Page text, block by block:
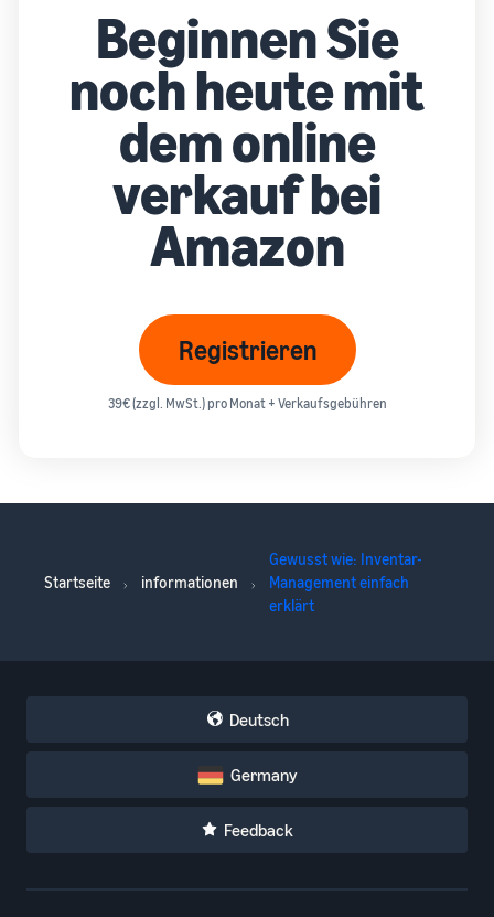
Beginnen Sie
noch heute mit
dem online
verkauf bei
Amazon
Registrieren
39€ (zzgl. MwSt.) pro Monat + Verkaufsgebühren
Startseite informationen
Gewusst wie: Inventar-
Management einfach
erklärt
Deutsch
Germany
Feedback